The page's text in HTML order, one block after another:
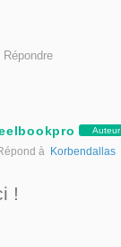
Répondre
Auteur
à Korbendallas
!